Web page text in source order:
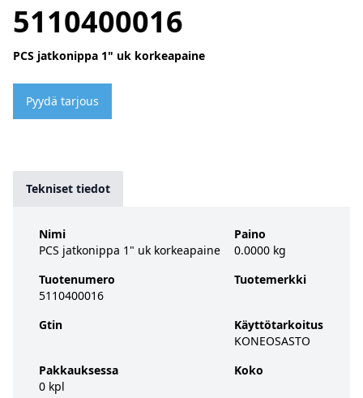
5110400016
PCS jatkonippa 1" uk korkeapaine
Pyydä tarjous
Tekniset tiedot
Nimi
PCS jatkonippa 1" uk korkeapaine
Tuotenumero
5110400016
Gtin
Pakkauksessa
0 kpl
Paino
0.0000 kg
Tuotemerkki
Käyttötarkoitus
KONEOSASTO
Koko